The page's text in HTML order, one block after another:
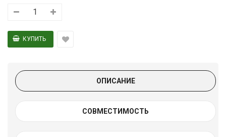
ОПИСАНИЕ
СОВМЕСТИМОСТЬ